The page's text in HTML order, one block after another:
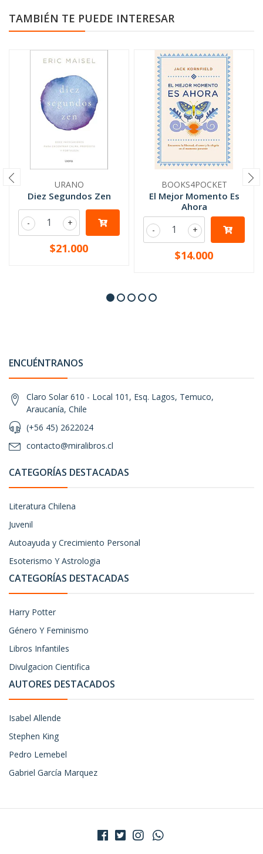
TAMBIÉN TE PUEDE INTERESAR
URANO
Diez Segundos Zen
+
-
$21.000
BOOKS4POCKET
El Mejor Momento Es
Ahora
+
-
$14.000
ENCUÉNTRANOS
Claro Solar 610 - Local 101, Esq. Lagos, Temuco,
Araucanía, Chile
(+56 45) 2622024
contacto@miralibros.cl
CATEGORÍAS DESTACADAS
Literatura Chilena
Juvenil
Autoayuda y Crecimiento Personal
Esoterismo Y Astrologia
CATEGORÍAS DESTACADAS
Harry Potter
Género Y Feminismo
Libros Infantiles
Divulgacion Cientifica
AUTORES DESTACADOS
Isabel Allende
Stephen King
Pedro Lemebel
Gabriel García Marquez